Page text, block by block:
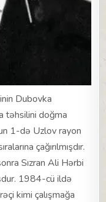
Dubovka
təhsilini doğma
1-də Uzlov rayon
çağırılmışdır.
Sızran Ali Hərbi
1984-cü ildə
kimi çalışmağa